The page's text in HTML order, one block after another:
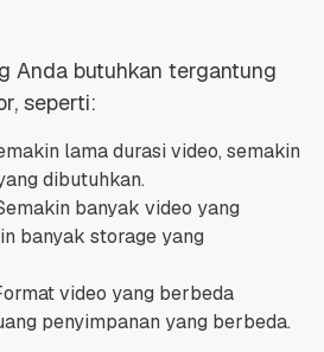
Anda butuhkan tergantung
seperti:
lama durasi video, semakin
dibutuhkan.
banyak video yang
banyak storage yang
video yang berbeda
penyimpanan yang berbeda.